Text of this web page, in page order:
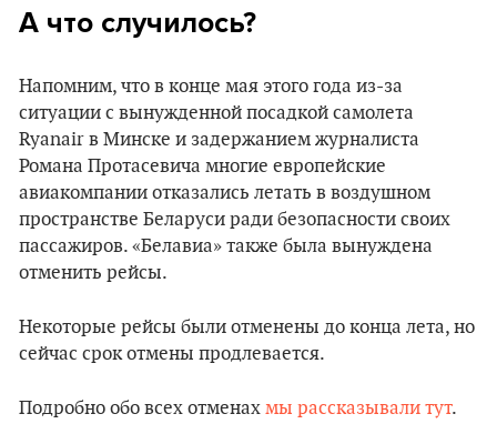
А что случилось?
Напомним, что в конце мая этого года из-за
ситуации с вынужденной посадкой самолета
Ryanair в Минске и задержанием журналиста
Романа Протасевича многие европейские
авиакомпании отказались летать в воздушном
пространстве Беларуси ради безопасности своих
пассажиров. «Белавиа» также была вынуждена
отменить рейсы.
Некоторые рейсы были отменены до конца лета, но
сейчас срок отмены продлевается.
Подробно обо всех отменах мы рассказывали тут.